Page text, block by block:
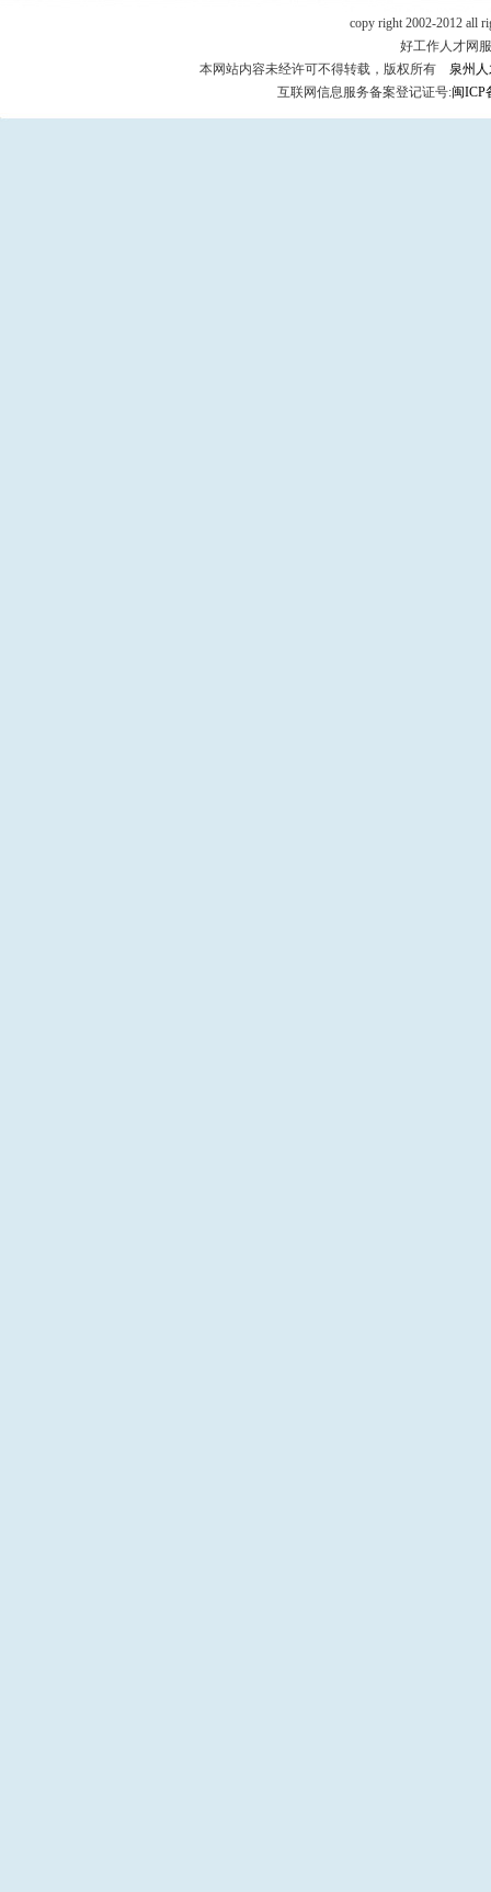
copy right 2002-2012 all
好工作人才网
本网站内容未经许可不得转载，版权所有
泉州
互联网信息服务备案登记证号:闽ICP